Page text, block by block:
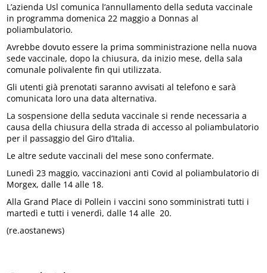
L’azienda Usl comunica l’annullamento della seduta vaccinale
in programma domenica 22 maggio a Donnas al
poliambulatorio.
Avrebbe dovuto essere la prima somministrazione nella nuova
sede vaccinale, dopo la chiusura, da inizio mese, della sala
comunale polivalente fin qui utilizzata.
Gli utenti già prenotati saranno avvisati al telefono e sarà
comunicata loro una data alternativa.
La sospensione della seduta vaccinale si rende necessaria a
causa della chiusura della strada di accesso al poliambulatorio
per il passaggio del Giro d’Italia.
Le altre sedute vaccinali del mese sono confermate.
Lunedì 23 maggio, vaccinazioni anti Covid al poliambulatorio di
Morgex, dalle 14 alle 18.
Alla Grand Place di Pollein i vaccini sono somministrati tutti i
martedì e tutti i venerdì, dalle 14 alle 20.
(re.aostanews)